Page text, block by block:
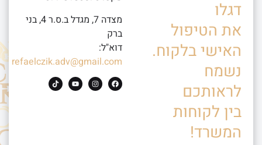
דגלו
את הטיפול
האישי בלקוח.
נשמח
לראותכם
בין לקוחות
המשרד!
מצדה 7, מגדל ב.ס.ר 4, בני
ברק
דוא"ל:
refaelczik.adv@gmail.com